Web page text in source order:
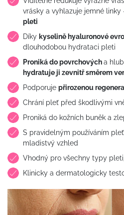
vrásky a vyhlazuje jemné linky
pleti
Díky kyselině hyaluronové
dlouhodobou hydrataci pleti
Proniká do povrchovýcha
hydratuje ji zevnitř směrem
Podporuje přirozenou
Chrání pleť před škodlivými
Proniká do kožních buněk a
S pravidelným používáním
mladistvý vzhled
Vhodný pro všechny typy
Klinicky a dermatologicky